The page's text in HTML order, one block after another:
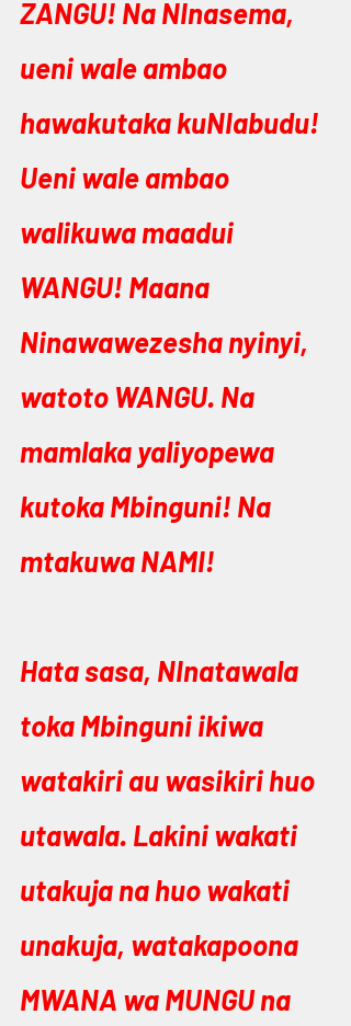
ZANGU! Na NInasema,
ueni wale ambao
hawakutaka kuNIabudu!
Ueni wale ambao
walikuwa maadui
WANGU! Maana
Ninawawezesha nyinyi,
watoto WANGU. Na
mamlaka yaliyopewa
kutoka Mbinguni! Na
mtakuwa NAMI!
Hata sasa, NInatawala
toka Mbinguni ikiwa
watakiri au wasikiri huo
utawala. Lakini wakati
utakuja na huo wakati
unakuja, watakapoona
MWANA wa MUNGU na